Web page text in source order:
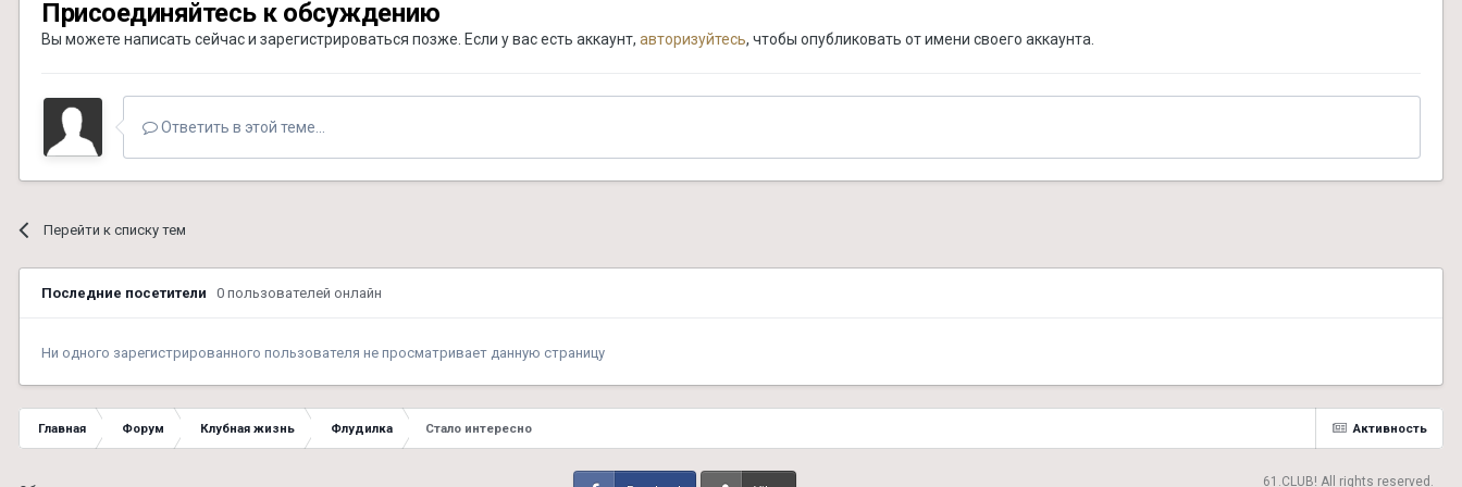
Присоединяйтесь к обсуждению
Вы можете написать сейчас и зарегистрироваться позже. Если у вас есть аккаунт, авторизуйтесь, чтобы опубликовать от имени своего аккаунта.
Ответить в этой теме...
Перейти к списку тем
Последние посетители 0 пользователей онлайн
Ни одного зарегистрированного пользователя не просматривает данную страницу
Активность
Главная Форум Клубная жизнь Флудилка Стало интересно
61.CLUB! All rights reserved.